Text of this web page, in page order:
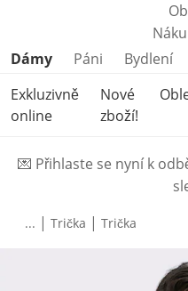
Přeskočit kategorie
Dámy Páni
Bydlení
Exkluzivně
online
Nové
zboží!
💌 Přihlaste se nyní k
... | Trička | Trička